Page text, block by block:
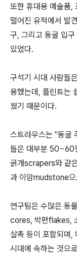
또한 휴대용 예술품,
떨어진 유적에서 발
구, 그리고 동굴 입
있었다.
구석기 시대 사람들
용했는데, 플린트는
웠기 때문이다.
스트라우스는 "동굴
들은 대부분 50~60
긁개scrapers와 같
과 이암mudstone으
연구팀은 수많은 동
cores, 박편flakes,
살촉 등이 포함되며,
시대에 속하는 것으